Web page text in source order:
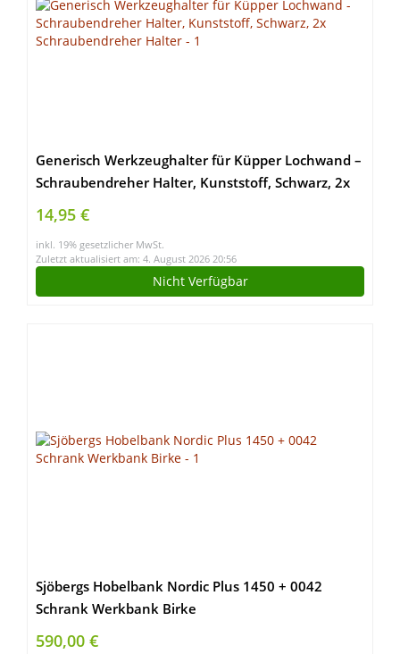
Generisch Werkzeughalter für Küpper Lochwand –
Schraubendreher Halter, Kunststoff, Schwarz, 2x
Schraubendreher Halter
14,95 €
inkl. 19% gesetzlicher MwSt.
Zuletzt aktualisiert am: 4. August 2026 20:56
Nicht Verfügbar
Sjöbergs Hobelbank Nordic Plus 1450 + 0042
Schrank Werkbank Birke
590,00 €